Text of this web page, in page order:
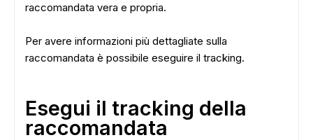
raccomandata vera e propria.
Per avere informazioni più dettagliate sulla
raccomandata è possibile eseguire il tracking.
Esegui il tracking della
raccomandata